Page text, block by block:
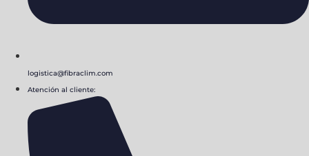
logistica@fibraclim.com
Atención al cliente: